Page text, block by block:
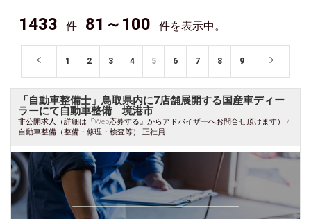
1433 件 81～100 件を表示中。
1 2 3 4 5 6 7 8 9
「自動車整備士」鳥取県内に7店舗展開する国産車ディー
ラーにて自動車整備 境港市
非公開求人（詳細は『Web応募する』からアドバイザーへお問合せ頂けます） /
自動車整備（整備・修理・検査等） 正社員